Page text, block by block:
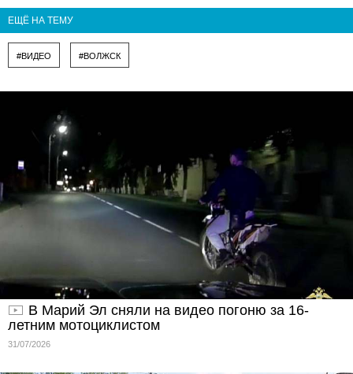
ЕЩЁ НА ТЕМУ
#ВИДЕО #ВОЛЖСК
В Марий Эл сняли на видео погоню за 16-
летним мотоциклистом
31/07/2026